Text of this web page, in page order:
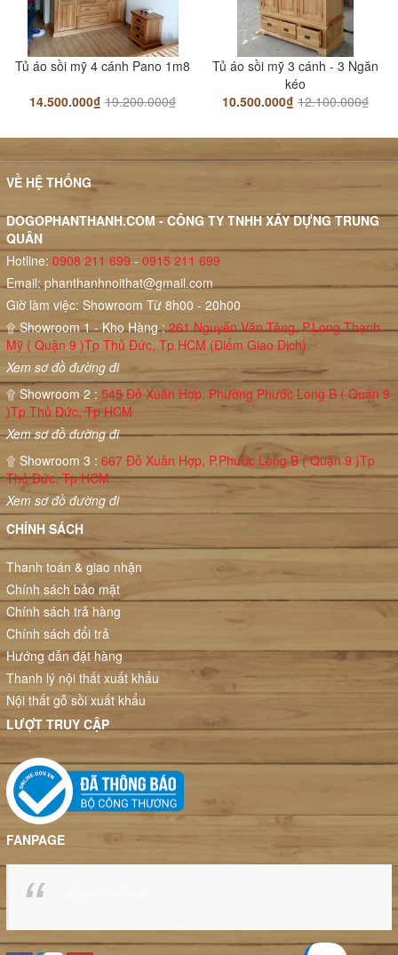
Tủ áo sồi mỹ 4 cánh Pano 1m8
14.500.000₫ 19.200.000₫
Tủ áo sồi mỹ 3 cánh - 3 Ngăn
kéo
10.500.000₫ 12.100.000₫
VỀ HỆ THỐNG
DOGOPHANTHANH.COM - CÔNG TY TNHH XÂY DỰNG TRUNG
QUÂN
Hotline: 0908 211 699 - 0915 211 699
Email:phanthanhnoithat@gmail.com
Giờ làm việc: Showroom Từ 8h00 - 20h00
۩ Showroom 1 - Kho Hàng :261 Nguyễn Văn Tăng, P.Long Thạnh
Mỹ ( Quận 9 )Tp Thủ Đức, Tp HCM (Điểm Giao Dịch)
Xem sơ đồ đường đi
۩ Showroom 2 : 545 Đỗ Xuân Hợp, Phường Phước Long B ( Quận 9
)Tp Thủ Đức, Tp HCM
Xem sơ đồ đường đi
۩ Showroom 3 : 667 Đỗ Xuân Hợp, P.Phước Long B ( Quận 9 )Tp
Thủ Đức, Tp HCM
Xem sơ đồ đường đi
CHÍNH SÁCH
Thanh toán & giao nhận
Chính sách bảo mật
Chính sách trả hàng
Chính sách đổi trả
Hướng dẫn đặt hàng
Thanh lý nội thất xuất khẩu
Nội thất gỗ sồi xuất khẩu
LƯỢT TRUY CẬP
FANPAGE